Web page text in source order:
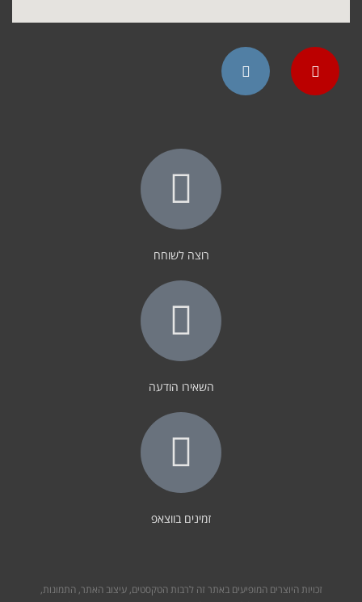
רוצה לשוחח
השאירו הודעה
זמינים בווצאפ
זכויות היוצרים המופיעים באתר זה לרבות הטקסטים, עיצוב האתר, התמונות,